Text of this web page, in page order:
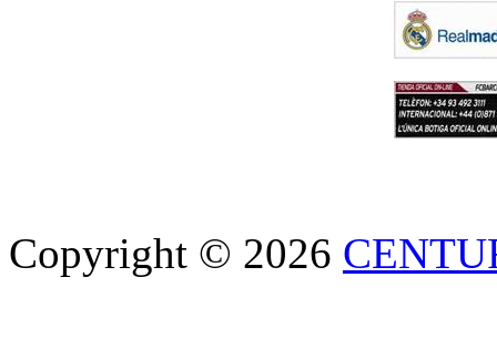
Copyright © 2026